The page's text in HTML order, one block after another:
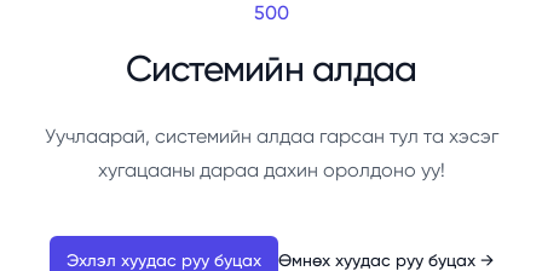
500
Системийн алдаа
Уучлаарай, системийн алдаа гарсан тул та хэсэг
хугацааны дараа дахин оролдоно уу!
Эхлэл хуудас руу буцах Өмнөх хуудас руу буцах →